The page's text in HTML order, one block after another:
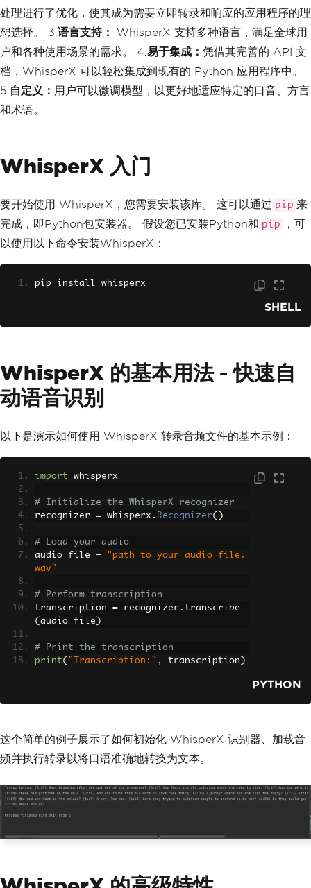
处理进行了优化，使其成为需要立即转录和响应的应用程序的理
想选择。 3. 语言支持：
WhisperX 支持多种语言，满足全球用
户和各种使用场景的需求。 4. 易于集成： 凭借其完善的 API 文
档，WhisperX 可以轻松集成到现有的 Python 应用程序中。
5. 自定义： 用户可以微调模型，以更好地适应特定的口音、方言
和术语。
WhisperX 入门
要开始使用 WhisperX，您需要安装该库。 这可以通过 pip 来
完成，即Python包安装器。 假设您已安装Python和 pip
，可
以使用以下命令安装WhisperX：
pip install whisperx
SHELL
WhisperX 的基本用法 - 快速自
动语音识别
以下是演示如何使用 WhisperX 转录音频文件的基本示例：
import whisperx
# Initialize the WhisperX recognizer
recognizer = whisperx . Recognizer()
# Load your audio
audio_file =
"path_to_your_audio_file.
wav"
# Perform transcription
transcription = recognizer . transcribe
( audio_file )
# Print the transcription
print( "Transcription:" , transcription )
PYTHON
这个简单的例子展示了如何初始化 WhisperX 识别器、加载音
频并执行转录以将口语准确地转换为文本。